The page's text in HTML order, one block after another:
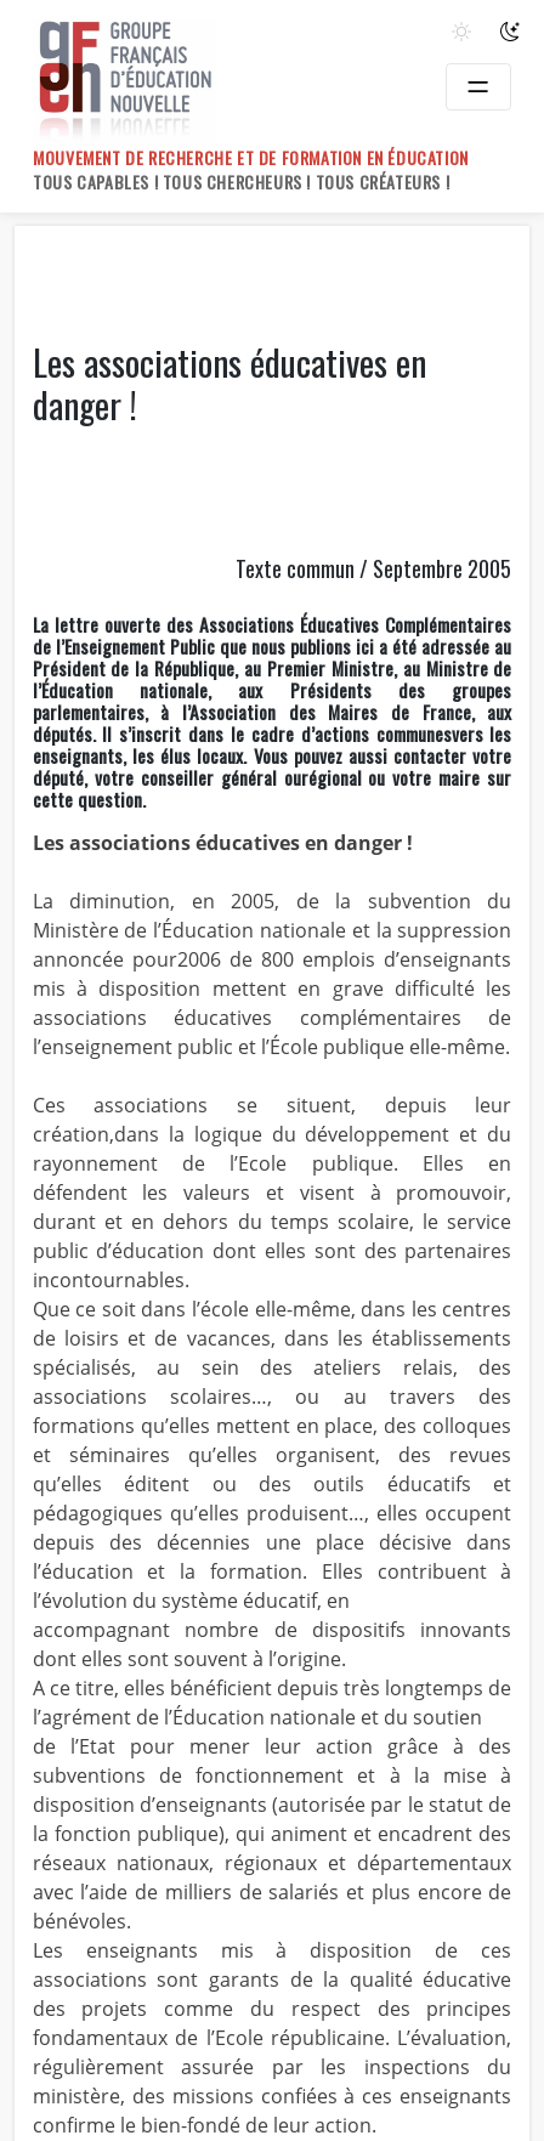
content
MOUVEMENT DE RECHERCHE ET DE FORMATION EN ÉDUCATION
TOUS CAPABLES ! TOUS CHERCHEURS ! TOUS CRÉATEURS !
Les associations éducatives en
danger !
Texte commun / Septembre 2005
La lettre ouverte des Associations Éducatives Complémentaires
de l’Enseignement Public que nous publions ici a été adressée au
Président de la République, au Premier Ministre, au Ministre de
l’Éducation nationale, aux Présidents des groupes
parlementaires, à l’Association des Maires de France, aux
députés. Il s’inscrit dans le cadre d’actions communesvers les
enseignants, les élus locaux. Vous pouvez aussi contacter votre
député, votre conseiller général ourégional ou votre maire sur
cette question.
Les associations éducatives en danger !
La diminution, en 2005, de la subvention du
Ministère de l’Éducation nationale et la suppression
annoncée pour2006 de 800 emplois d’enseignants
mis à disposition mettent en grave difficulté les
associations éducatives complémentaires de
l’enseignement public et l’École publique elle-même.
Ces associations se situent, depuis leur
création,dans la logique du développement et du
rayonnement de l’Ecole publique. Elles en
défendent les valeurs et visent à promouvoir,
durant et en dehors du temps scolaire, le service
public d’éducation dont elles sont des partenaires
incontournables.
Que ce soit dans l’école elle-même, dans les centres
de loisirs et de vacances, dans les établissements
spécialisés, au sein des ateliers relais, des
associations scolaires…, ou au travers des
formations qu’elles mettent en place, des colloques
et séminaires qu’elles organisent, des revues
qu’elles éditent ou des outils éducatifs et
pédagogiques qu’elles produisent…, elles occupent
depuis des décennies une place décisive dans
l’éducation et la formation. Elles contribuent à
l’évolution du système éducatif, en
accompagnant nombre de dispositifs innovants
dont elles sont souvent à l’origine.
A ce titre, elles bénéficient depuis très longtemps de
l’agrément de l’Éducation nationale et du soutien
de l’Etat pour mener leur action grâce à des
subventions de fonctionnement et à la mise à
disposition d’enseignants (autorisée par le statut de
la fonction publique), qui animent et encadrent des
réseaux nationaux, régionaux et départementaux
avec l’aide de milliers de salariés et plus encore de
bénévoles.
Les enseignants mis à disposition de ces
associations sont garants de la qualité éducative
des projets comme du respect des principes
fondamentaux de l’Ecole républicaine. L’évaluation,
régulièrement assurée par les inspections du
ministère, des missions confiées à ces enseignants
confirme le bien-fondé de leur action.